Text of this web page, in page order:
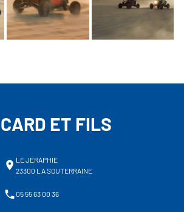
ET FILS
LE JERAPHIE
23300 LA SOUTERRAINE
05 55 63 00 36